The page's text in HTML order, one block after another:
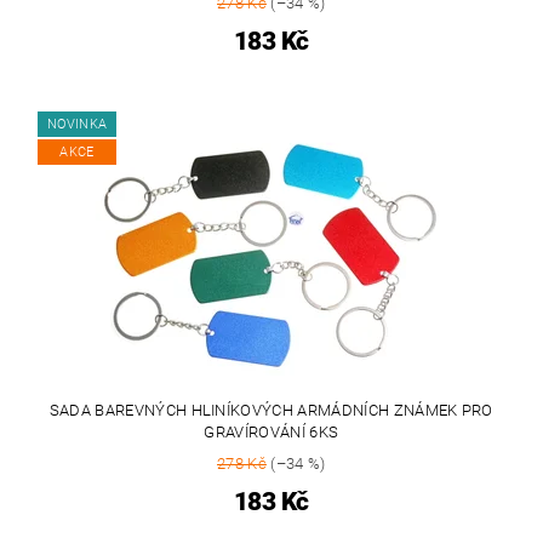
183 Kč
NOVINKA
AKCE
SADA BAREVNÝCH HLINÍKOVÝCH ARMÁDNÍCH ZNÁMEK PRO
GRAVÍROVÁNÍ 6KS
278 Kč(–34 %)
183 Kč